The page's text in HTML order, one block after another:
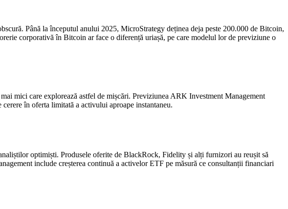
Până la începutul anului 2025, MicroStrategy deținea deja peste 200.000 de Bitcoin,
corporativă în Bitcoin ar face o diferență uriașă, pe care modelul lor de previziune o
mici care explorează astfel de mișcări. Previziunea ARK Investment Management
în oferta limitată a activului aproape instantaneu.
optimiști. Produsele oferite de BlackRock, Fidelity și alți furnizori au reușit să
include creșterea continuă a activelor ETF pe măsură ce consultanții financiari